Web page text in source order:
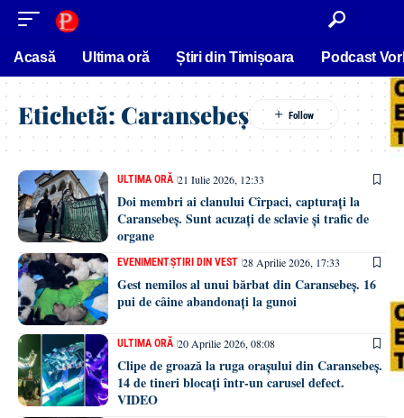
conținut
Acasă Ultima oră Știri din Timișoara Podcast
Etichetă: Caransebeș
ULTIMA ORĂ 21 Iulie 2026, 12:33
Doi membri ai clanului Cîrpaci, capturați la
Caransebeș. Sunt acuzați de sclavie și trafic de
organe
EVENIMENTȘTIRI DIN VEST 28 Aprilie 2026, 17:33
Gest nemilos al unui bărbat din Caransebeș. 16
pui de câine abandonați la gunoi
ULTIMA ORĂ 20 Aprilie 2026, 08:08
Clipe de groază la ruga orașului din Caransebeș.
14 de tineri blocați într-un carusel defect.
VIDEO